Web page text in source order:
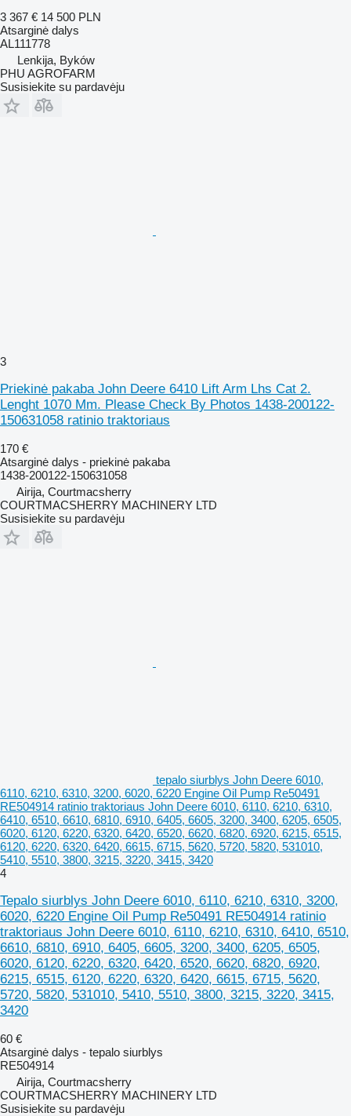
3 367 € 14 500 PLN
Atsarginė dalys
AL111778
Lenkija, Byków
PHU AGROFARM
Susisiekite su pardavėju
3
Priekinė pakaba John Deere 6410 Lift Arm Lhs Cat 2.
Lenght 1070 Mm. Please Check By Photos 1438-200122-
150631058 ratinio traktoriaus
170 €
Atsarginė dalys - priekinė pakaba
1438-200122-150631058
Airija, Courtmacsherry
COURTMACSHERRY MACHINERY LTD
Susisiekite su pardavėju
tepalo siurblys John Deere 6010,
6110, 6210, 6310, 3200, 6020, 6220 Engine Oil Pump Re50491
RE504914 ratinio traktoriaus John Deere 6010, 6110, 6210, 6310,
6410, 6510, 6610, 6810, 6910, 6405, 6605, 3200, 3400, 6205, 6505,
6020, 6120, 6220, 6320, 6420, 6520, 6620, 6820, 6920, 6215, 6515,
6120, 6220, 6320, 6420, 6615, 6715, 5620, 5720, 5820, 531010,
5410, 5510, 3800, 3215, 3220, 3415, 3420
4
Tepalo siurblys John Deere 6010, 6110, 6210, 6310, 3200,
6020, 6220 Engine Oil Pump Re50491 RE504914 ratinio
traktoriaus John Deere 6010, 6110, 6210, 6310, 6410, 6510,
6610, 6810, 6910, 6405, 6605, 3200, 3400, 6205, 6505,
6020, 6120, 6220, 6320, 6420, 6520, 6620, 6820, 6920,
6215, 6515, 6120, 6220, 6320, 6420, 6615, 6715, 5620,
5720, 5820, 531010, 5410, 5510, 3800, 3215, 3220, 3415,
3420
60 €
Atsarginė dalys - tepalo siurblys
RE504914
Airija, Courtmacsherry
COURTMACSHERRY MACHINERY LTD
Susisiekite su pardavėju